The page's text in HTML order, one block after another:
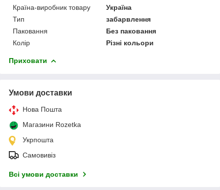
Країна-виробник товару
Україна
Тип
забарвлення
Паковання
Без паковання
Колір
Різні кольори
Приховати
Умови доставки
Нова Пошта
Магазини Rozetka
Укрпошта
Самовивіз
Всі умови доставки